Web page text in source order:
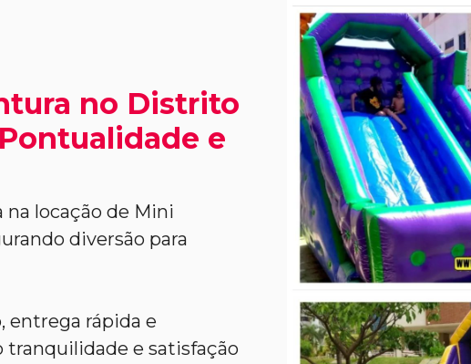
no Distrito
e
na locação de Mini
diversão para
entrega rápida e
e satisfação